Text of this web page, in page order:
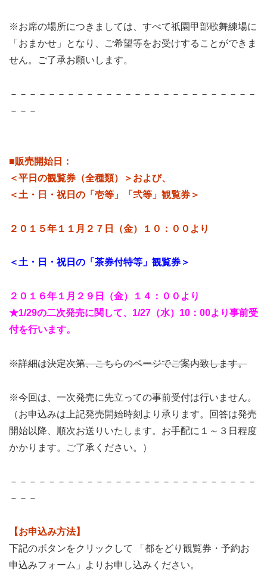
※お席の場所につきましては、すべて祇園甲部歌舞練場に
「おまかせ」となり、ご希望等をお受けすることができま
せん。ご了承お願いします。
－－－－－－－－－－－－－－－－－－－－－－－－－－
－－－
■販売開始日：
＜平日の観覧券（全種類）＞および、
＜土・日・祝日の「壱等」「弐等」観覧券＞
２０１５年１１月２７日（金）１０：００より
＜土・日・祝日の「茶券付特等」観覧券＞
２０１６年１月２９日（金）１４：００より
★1/29の二次発売に関して、1/27（水）10：00より事前受
付を行います。
※詳細は決定次第、こちらのページでご案内致します。
※今回は、一次発売に先立っての事前受付は行いません。
（お申込みは上記発売開始時刻より承ります。回答は発売
開始以降、順次お送りいたします。お手配に１～３日程度
かかります。ご了承ください。）
－－－－－－－－－－－－－－－－－－－－－－－－－－
－－－
【お申込み方法】
下記のボタンをクリックして 「都をどり観覧券・予約お
申込みフォーム」よりお申し込みください。